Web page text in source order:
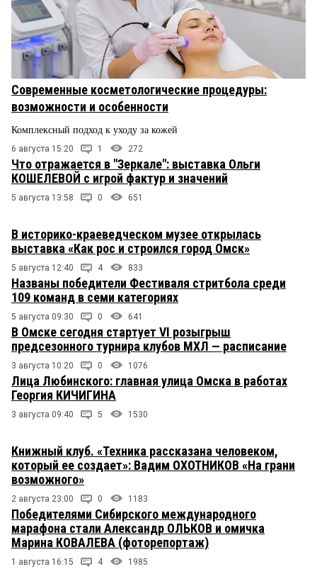
Современные косметологические процедуры:
возможности и особенности
Комплексный подход к уходу за кожей
6 августа 15:20 1 272
Что отражается в "Зеркале": выставка Ольги
КОШЕЛЕВОЙ с игрой фактур и значений
5 августа 13:58 0 651
В историко-краеведческом музее открылась
выставка «Как рос и строился город Омск»
5 августа 12:40 4 833
Названы победители Фестиваля стритбола среди
109 команд в семи категориях
5 августа 09:30 0 641
В Омске сегодня стартует VI розыгрыш
предсезонного турнира клубов МХЛ — расписание
3 августа 10:20 0 1076
Лица Любинского: главная улица Омска в работах
Георгия КИЧИГИНА
3 августа 09:40 5 1530
Книжный клуб. «Техника рассказана человеком,
который ее создает»: Вадим ОХОТНИКОВ «На грани
возможного»
2 августа 23:00 0 1183
Победителями Сибирского международного
марафона стали Александр ОЛЬКОВ и омичка
Марина КОВАЛЕВА (фоторепортаж)
1 августа 16:15 4 1985